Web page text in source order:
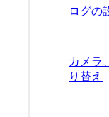
ログの
カメラ
り替え